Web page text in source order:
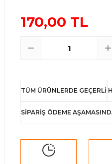
170,00 TL
TÜM ÜRÜNLERDE GEÇERLİ
SİPARİŞ ÖDEME